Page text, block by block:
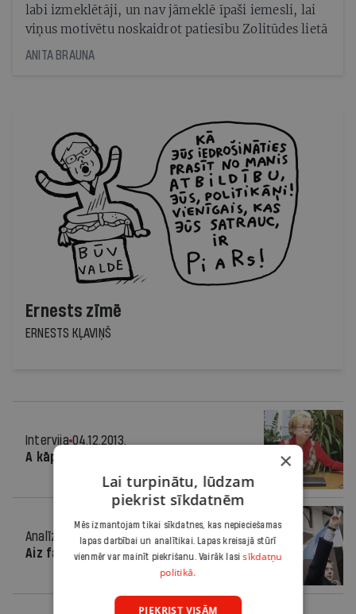
labi izmeklētāji, un nav jāmeklē īpaši iemesli, lai
viņus motivētu noskaidrot patiesību Zolitūdes lietā
ANITA BRAUNA
Ernests zīmē
ERNESTS KĻAVIŅŠ
Intervija 04.12.2013.
A kāpēc ne?
Analīze
04.12.2013.
Aiz fasādes
×
Lai turpinātu, lūdzam
piekrist sīkdatnēm
Mēs izmantojam tikai sīkdatnes, kas nepieciešamas
lapas darbībai un analītikai. Lapas kreisajā stūrī
vienmēr var mainīt piekrišanu. Vairāk lasisīkdatņu
politikā.
PIEKRIST VISĀM